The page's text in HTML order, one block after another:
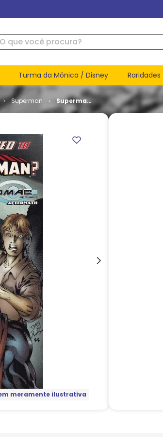
você procura?
Turma da Mônica / Disney Raridades
Superman
Superman
- Volume 2
meramente ilustrativa